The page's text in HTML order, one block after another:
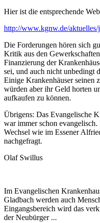
Hier ist die entsprechende
http://www.kgnw.de/
Die Forderungen hören sich
Kritik aus den
Finanzierung der
sei, und auch nicht unbedingt
Einige Krankenhäuser seinen
würden aber ihr Geld horten
aufkaufen zu können.
Übrigens: Das Evangelische
war immer schon
Wechsel wie im Essener
nachgefragt.
Olaf Swillus
Im Evangelischen
Gladbach werden auch
Eingangsbereich wird das
der Neubürger ...